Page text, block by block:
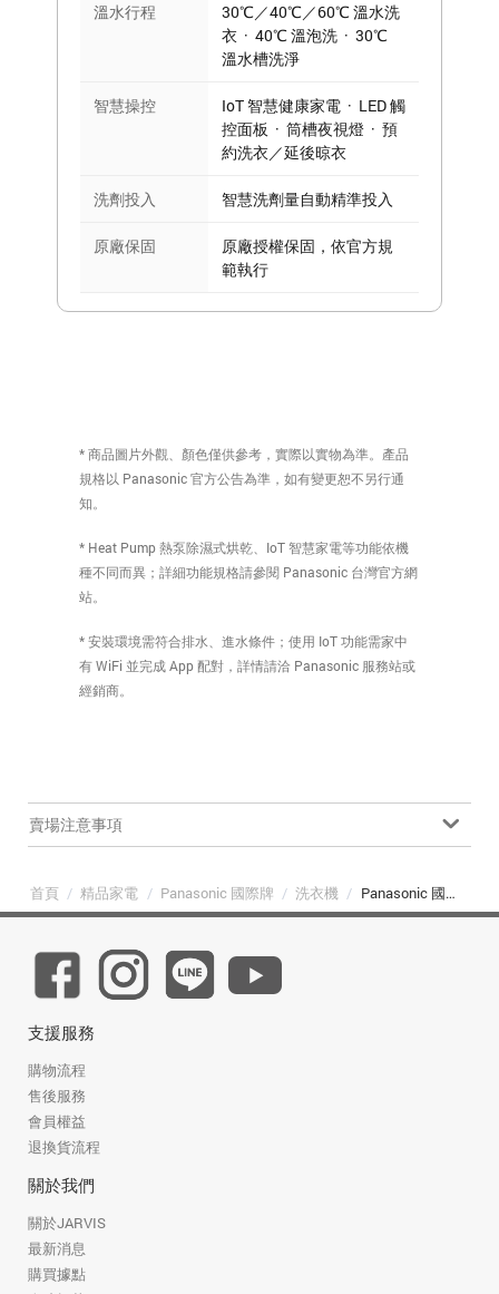
溫水行程
30℃／40℃／60℃ 溫水洗
衣 · 40℃ 溫泡洗 · 30℃
溫水槽洗淨
智慧操控
IoT 智慧健康家電 · LED 觸
控面板 · 筒槽夜視燈 · 預
約洗衣／延後晾衣
洗劑投入 智慧洗劑量自動精準投入
原廠保固
原廠授權保固，依官方規
範執行
* 商品圖片外觀、顏色僅供參考，實際以實物為準。產品
規格以 Panasonic 官方公告為準，如有變更恕不另行通
知。
* Heat Pump 熱泵除濕式烘乾、IoT 智慧家電等功能依機
種不同而異；詳細功能規格請參閱 Panasonic 台灣官方網
站。
* 安裝環境需符合排水、進水條件；使用 IoT 功能需家中
有 WiFi 並完成 App 配對，詳情請洽 Panasonic 服務站或
經銷商。
賣場注意事項
首頁 / 精品家電 / Panasonic 國際牌 / 洗衣機 / Panasonic 國際牌 NA-V170RPH-W 智慧聯網系列 17kg 滾筒洗衣機 Heat Pump 熱泵 冰鑽白
支援服務
購物流程
售後服務
會員權益
退換貨流程
關於我們
關於JARVIS
最新消息
購買據點